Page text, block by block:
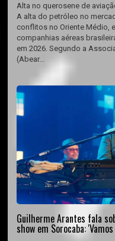
Alta no querosene de
A alta do petróleo no
conflitos no Oriente Médio,
companhias aéreas
em 2026. Segundo a
(Abear...
Guilherme Arantes fala
show em Sorocaba: